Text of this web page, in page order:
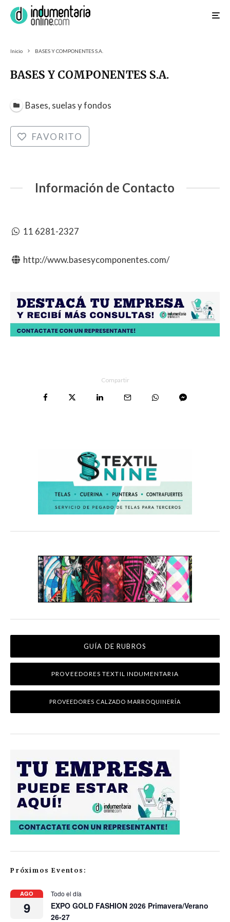
Inicio BASES Y COMPONENTES S.A.
BASES Y COMPONENTES S.A.
Bases, suelas y fondos
FAVORITO
Información de Contacto
11 6281-2327
http://www.basesycomponentes.com/
Compartir
GUÍA DE RUBROS
PROVEEDORES TEXTIL INDUMENTARIA
PROVEEDORES CALZADO MARROQUINERÍA
Próximos Eventos:
AGO
9
Todo el día
EXPO GOLD FASHION 2026 Primavera/Verano
26-27